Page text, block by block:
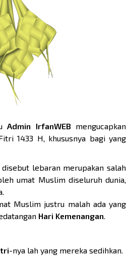
Admin IrfanWEB mengucapkan
1433 H, khususnya bagi yang
lebaran merupakan salah
umat Muslim diseluruh dunia,
Muslim justru malah ada yang
Hari Kemenangan.
-nya lah yang mereka sedihkan.